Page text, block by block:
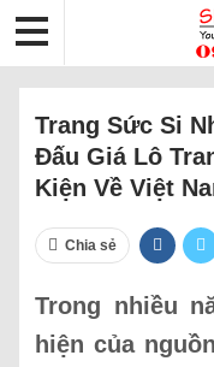
Trang Sức Si
Đấu Giá Lô
Kiện Về Việt
Chia sẻ
Trong nhiều
hiện của